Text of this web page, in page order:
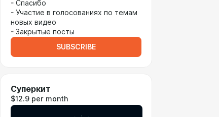
- Спасибо
- Участие в голосованиях по темам
новых видео
- Закрытые посты
SUBSCRIBE
Суперкит
$12.9 per month